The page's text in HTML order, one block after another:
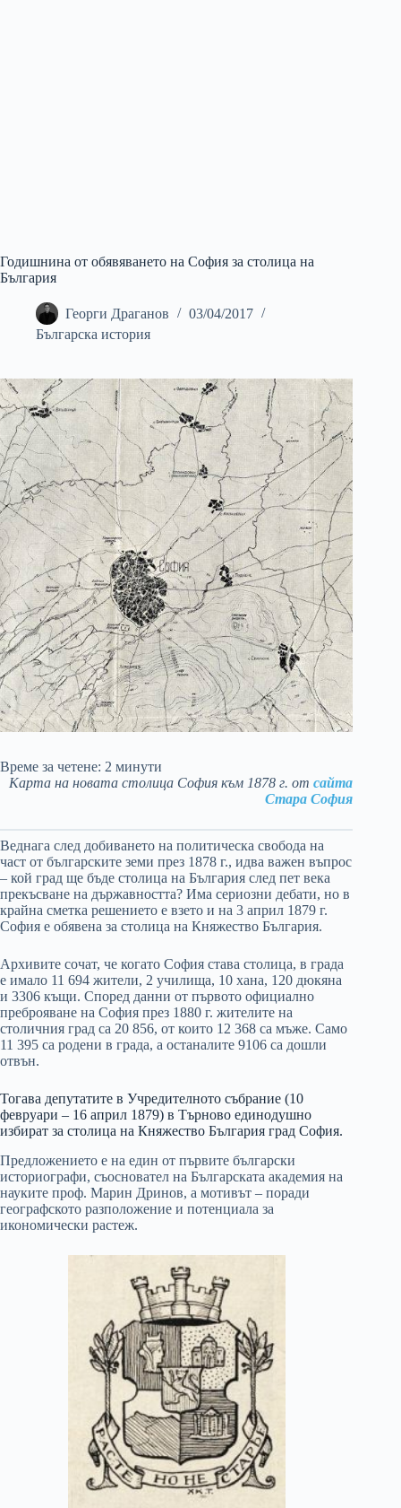
Годишнина от обявяването на София за столица на
България
Георги Драганов
03/04/2017
Българска история
Време за четене: 2 минути
Карта на новата столица София към 1878 г. отсайта
Стара София
Веднага след добиването на политическа свобода на
част от българските земи през 1878 г., идва важен въпрос
– кой град ще бъде столица на България след пет века
прекъсване на държавността? Има сериозни дебати, но в
крайна сметка решението е взето и на 3 април 1879 г.
София е обявена за столица на Княжество България.
Архивите сочат, че когато София става столица, в града
е имало 11 694 жители, 2 училища, 10 хана, 120 дюкяна
и 3306 къщи. Според данни от първото официално
преброяване на София през 1880 г. жителите на
столичния град са 20 856, от които 12 368 са мъже. Само
11 395 са родени в града, а останалите 9106 са дошли
отвън.
Тогава депутатите в Учредителното събрание (10
февруари – 16 април 1879) в Търново единодушно
избират за столица на Княжество България град София.
Предложението е на един от първите български
историографи, съосновател на Българската академия на
науките проф. Марин Дринов, а мотивът – поради
географското разположение и потенциала за
икономически растеж.